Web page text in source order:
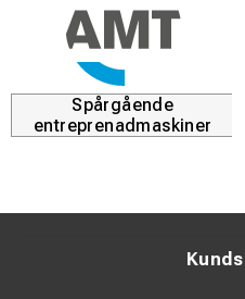
Spårgående
entreprenadmaskiner